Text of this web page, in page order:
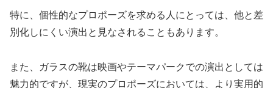
特に、個性的なプロポーズを求める人にとっては、他と差
別化しにくい演出と見なされることもあります。
また、ガラスの靴は映画やテーマパークでの演出としては
魅力的ですが、現実のプロポーズにおいては、より実用的